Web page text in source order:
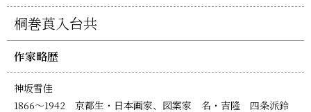
桐巻莨入台共
作家略歴
神坂雪佳
1866～1942 京都生・日本画家、図案家 名・吉隆 四条派鈴